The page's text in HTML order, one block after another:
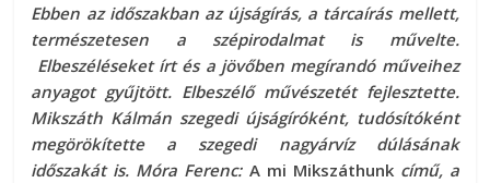
Ebben az időszakban az újságírás, a tárcaírás mellett,
természetesen a szépirodalmat is művelte.
Elbeszéléseket írt és a jövőben megírandó műveihez
anyagot gyűjtött. Elbeszélő művészetét fejlesztette.
Mikszáth Kálmán szegedi újságíróként, tudósítóként
megörökítette a szegedi nagyárvíz dúlásának
időszakát is. Móra Ferenc: A mi Mikszáthunkcímű, a